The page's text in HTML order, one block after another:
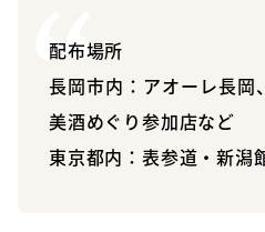
配布場所
長岡市内：アオーレ長岡
美酒めぐり参加店など
東京都内：表参道・新潟